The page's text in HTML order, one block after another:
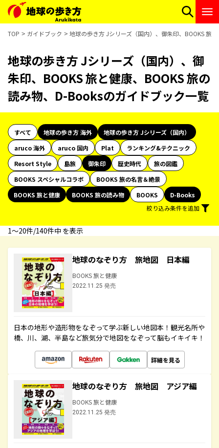
TOP ガイドブック 地球の歩き方 Jシリーズ（国内）、御朱印、BOOKS 旅
地球の歩き方 Jシリーズ（国内）、御
朱印、BOOKS 旅と健康、BOOKS 旅の
読み物、D-Booksのガイドブック一覧
すべて 地球の歩き方 海外
地球の歩き方 Jシリーズ（国内）
aruco 海外
aruco 国内 Plat
ランキング&テクニック
Resort Style
島旅 御朱印 歴史時代
旅の図鑑
BOOKS スペシャルコラボ
BOOKS 旅の名言＆絶景
BOOKS 旅と健康
BOOKS 旅の読み物 BOOKS
D-Books
絞り込み条件を追加
1〜20件/140件中 を表示
地球のなぞり方 旅地図 日本編
BOOKS 旅と健康
2022.11.25 発売
日本の地形や造形物をなぞって学ぶ新しい地図本！観光名所や
橋、川、湖、半島など旅気分で地図をなぞって脳もイキイキ！
詳細を見る
地球のなぞり方 旅地図 アジア編
BOOKS 旅と健康
2022.11.25 発売